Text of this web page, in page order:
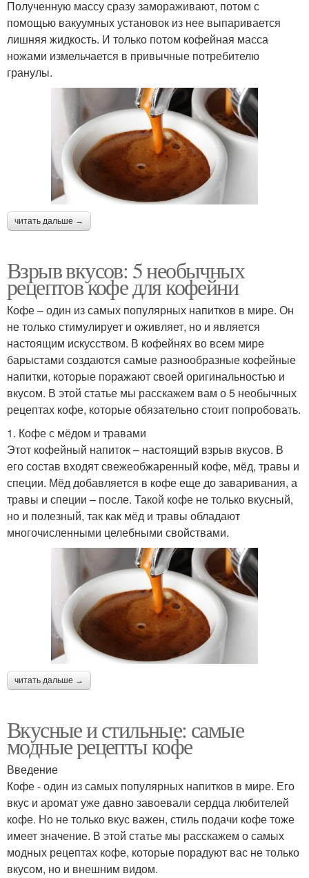
Полученную массу сразу замораживают, потом с
помощью вакуумных установок из нее выпаривается
лишняя жидкость. И только потом кофейная масса
ножами измельчается в привычные потребителю
гранулы.
читать дальше →
Взрыв вкусов: 5 необычных
рецептов кофе для кофейни
Кофе – один из самых популярных напитков в мире. Он
не только стимулирует и оживляет, но и является
настоящим искусством. В кофейнях во всем мире
барыстами создаются самые разнообразные кофейные
напитки, которые поражают своей оригинальностью и
вкусом. В этой статье мы расскажем вам о 5 необычных
рецептах кофе, которые обязательно стоит попробовать.
1. Кофе с мёдом и травами
Этот кофейный напиток – настоящий взрыв вкусов. В
его состав входят свежеобжаренный кофе, мёд, травы и
специи. Мёд добавляется в кофе еще до заваривания, а
травы и специи – после. Такой кофе не только вкусный,
но и полезный, так как мёд и травы обладают
многочисленными целебными свойствами.
читать дальше →
Вкусные и стильные: самые
модные рецепты кофе
Введение
Кофе - один из самых популярных напитков в мире. Его
вкус и аромат уже давно завоевали сердца любителей
кофе. Но не только вкус важен, стиль подачи кофе тоже
имеет значение. В этой статье мы расскажем о самых
модных рецептах кофе, которые порадуют вас не только
вкусом, но и внешним видом.